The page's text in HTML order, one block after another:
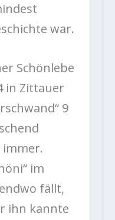
war.
Schönlebe
in Zittauer
9
im
fällt,
ihn kannte